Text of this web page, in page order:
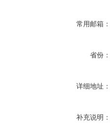
常用邮箱：
省份：
详细地址：
补充说明：